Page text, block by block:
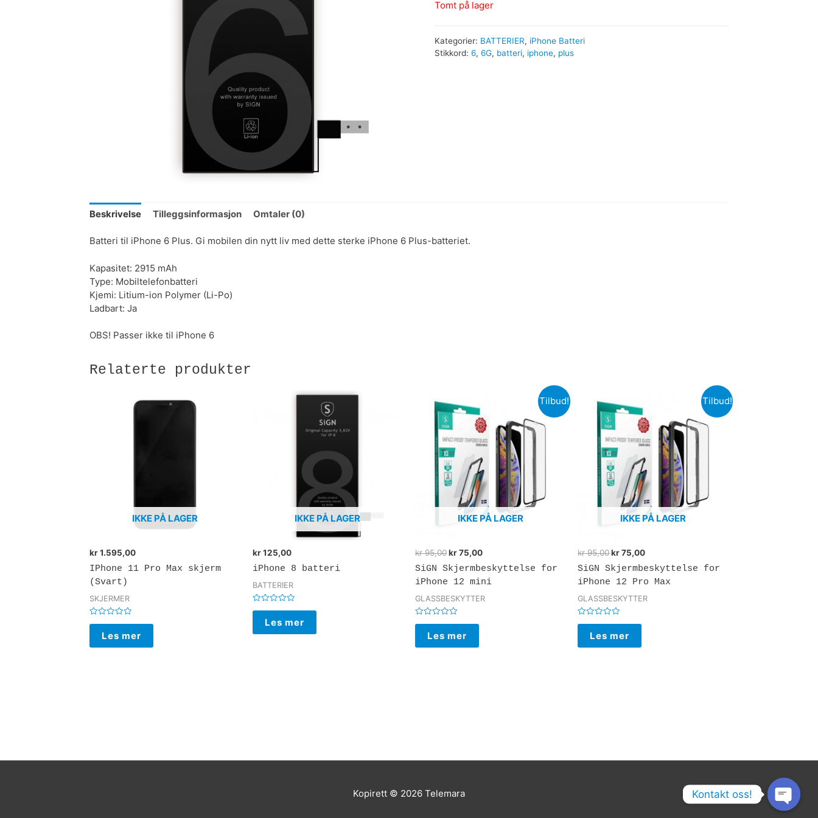
Tomt på lager
Kategorier: BATTERIER, iPhone Batteri
Stikkord: 6, 6G, batteri, iphone, plus
Beskrivelse Tilleggsinformasjon Omtaler (0)
Batteri til iPhone 6 Plus. Gi mobilen din nytt liv med dette sterke iPhone 6 Plus-batteriet.
Kapasitet: 2915 mAh
Type: Mobiltelefonbatteri
Kjemi: Litium-ion Polymer (Li-Po)
Ladbart: Ja
OBS! Passer ikke til iPhone 6
Relaterte produkter
IKKE PÅ LAGER
kr1.595,00
IPhone 11 Pro Max skjerm
(Svart)
SKJERMER
Vurdert
Les mer
IKKE PÅ LAGER
kr125,00
iPhone 8 batteri
BATTERIER
Vurdert
Les mer
Tilbud!
IKKE PÅ LAGER
kr95,00kr75,00
SiGN Skjermbeskyttelse for
iPhone 12 mini
GLASSBESKYTTER
Vurdert
Les mer
Tilbud!
IKKE PÅ LAGER
kr95,00kr75,00
SiGN Skjermbeskyttelse for
iPhone 12 Pro Max
GLASSBESKYTTER
Vurdert
Les mer
Kopirett © 2026 Telemara Kontakt oss!
Open chaty